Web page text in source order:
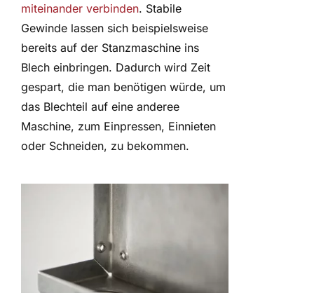
miteinander verbinden. Stabile
Gewinde lassen sich beispielsweise
bereits auf der Stanzmaschine ins
Blech einbringen. Dadurch wird Zeit
gespart, die man benötigen würde, um
das Blechteil auf eine anderee
Maschine, zum Einpressen, Einnieten
oder Schneiden, zu bekommen.